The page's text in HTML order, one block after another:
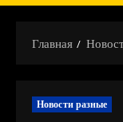
Главная
Новости разные